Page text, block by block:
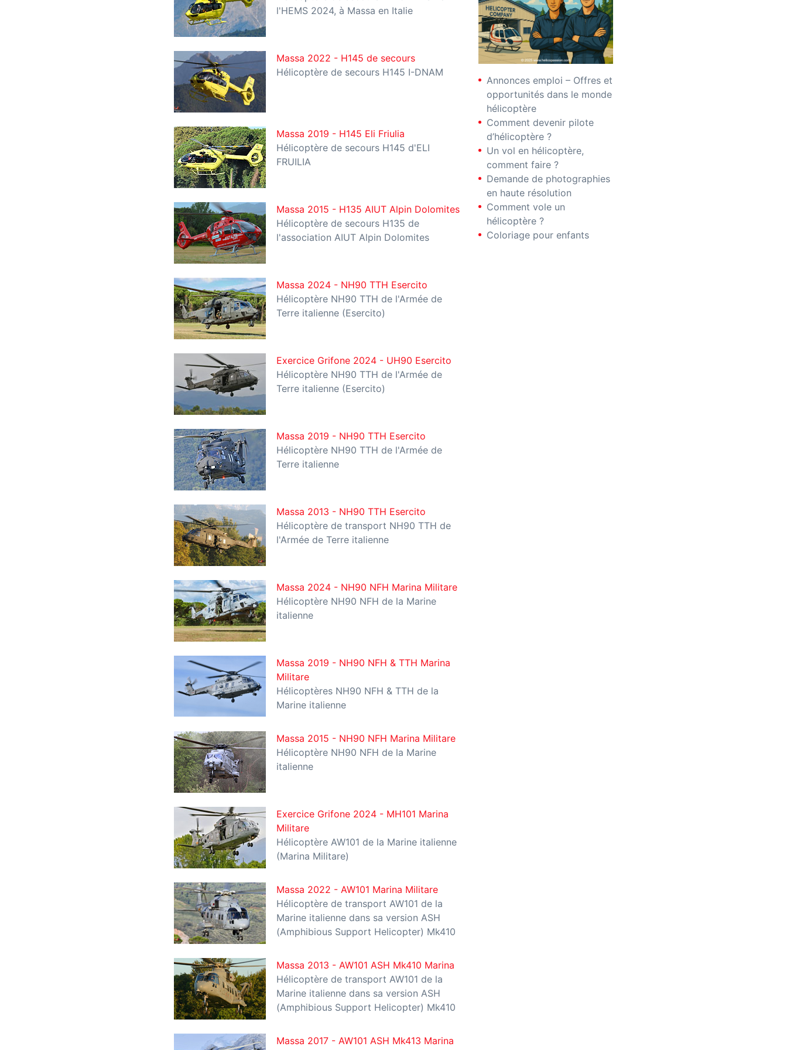
l'HEMS 2024, à Massa en Italie
Massa 2022 - H145 de secours
Hélicoptère de secours H145 I-DNAM
Massa 2019 - H145 Eli Friulia
Hélicoptère de secours H145 d'ELI
FRUILIA
Massa 2015 - H135 AIUT Alpin Dolomites
Hélicoptère de secours H135 de
l'association AIUT Alpin Dolomites
Massa 2024 - NH90 TTH Esercito
Hélicoptère NH90 TTH de l'Armée de
Terre italienne (Esercito)
Exercice Grifone 2024 - UH90 Esercito
Hélicoptère NH90 TTH de l'Armée de
Terre italienne (Esercito)
Massa 2019 - NH90 TTH Esercito
Hélicoptère NH90 TTH de l'Armée de
Terre italienne
Massa 2013 - NH90 TTH Esercito
Hélicoptère de transport NH90 TTH de
l'Armée de Terre italienne
Massa 2024 - NH90 NFH Marina Militare
Hélicoptère NH90 NFH de la Marine
italienne
Massa 2019 - NH90 NFH & TTH Marina
Militare
Hélicoptères NH90 NFH & TTH de la
Marine italienne
Massa 2015 - NH90 NFH Marina Militare
Hélicoptère NH90 NFH de la Marine
italienne
Exercice Grifone 2024 - MH101 Marina
Militare
Hélicoptère AW101 de la Marine italienne
(Marina Militare)
Massa 2022 - AW101 Marina Militare
Hélicoptère de transport AW101 de la
Marine italienne dans sa version ASH
(Amphibious Support Helicopter) Mk410
Massa 2013 - AW101 ASH Mk410 Marina
Hélicoptère de transport AW101 de la
Marine italienne dans sa version ASH
(Amphibious Support Helicopter) Mk410
Massa 2017 - AW101 ASH Mk413 Marina
Annonces emploi – Offres et
opportunités dans le monde
hélicoptère
Comment devenir pilote
d’hélicoptère ?
Un vol en hélicoptère,
comment faire ?
Demande de photographies
en haute résolution
Comment vole un
hélicoptère ?
Coloriage pour enfants